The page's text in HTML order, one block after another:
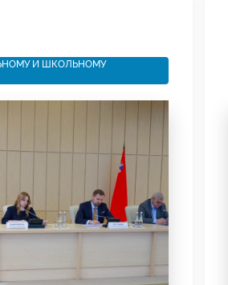
И ШКОЛЬНОМУ